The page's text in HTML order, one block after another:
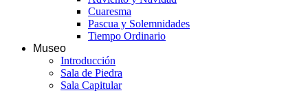
Cuaresma
Pascua y Solemnidades
Tiempo Ordinario
Museo
Introducción
Sala de Piedra
Sala Capitular